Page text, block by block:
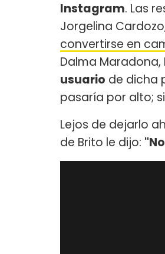
Instagram. Las
Jorgelina
convertirse en
Dalma Maradona,
usuario de dicha
pasaría por alto;
Lejos de dejarlo
de Brito le dijo: